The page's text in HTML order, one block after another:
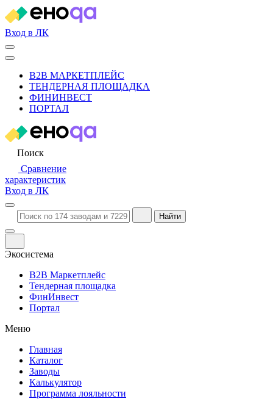
Вход в ЛК
B2B МАРКЕТПЛЕЙС
ТЕНДЕРНАЯ ПЛОЩАДКА
ФИНИНВЕСТ
ПОРТАЛ
Поиск
Сравнение
характеристик
Вход в ЛК
Найти
Экосистема
B2B Маркетплейс
Тендерная площадка
ФинИнвест
Портал
Меню
Главная
Каталог
Заводы
Калькулятор
Программа лояльности